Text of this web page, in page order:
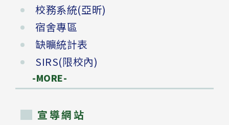
校務系統(亞昕)
宿舍專區
缺曠統計表
SIRS(限校內)
-MORE-
宣導網站